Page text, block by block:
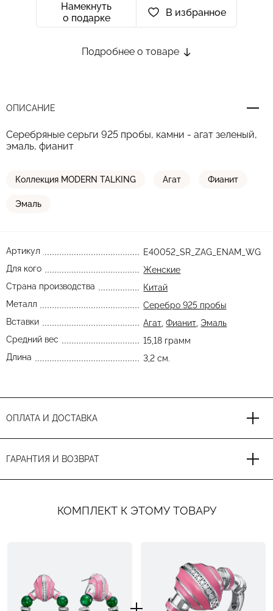
Намекнуть
о подарке
В избранное
Подробнее о товаре
ОПИСАНИЕ
Серебряные серьги 925 пробы, камни - агат зеленый,
эмаль, фианит
Коллекция MODERN TALKING Агат Фианит
Эмаль
Артикул
E40052_SR_ZAG_ENAM_WG
Для кого
Женские
Страна производства
Китай
Металл
Серебро 925 пробы
Вставки
Агат ,Фианит Эмаль
Средний вес
15,18 грамм
Длина
3,2 см.
ОПЛАТА И ДОСТАВКА
ГАРАНТИЯ И ВОЗВРАТ
КОМПЛЕКТ К ЭТОМУ ТОВАРУ